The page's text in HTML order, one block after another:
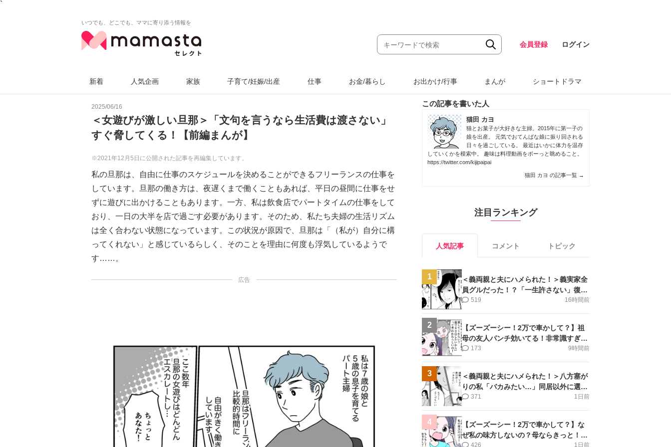
`
いつでも、どこでも、ママに寄り添う情報を
会員登録 ログイン
新着 人気企画 家族 子育て/妊娠/出産 仕事 お金/暮らし お出かけ/行事 まんが ショートドラマ
2025/06/16
＜女遊びが激しい旦那＞「文句を言うなら生活費は渡さない」
すぐ脅してくる！【前編まんが】
※2021年12月5日に公開された記事を再編集しています。
私の旦那は、自由に仕事のスケジュールを決めることができるフリーランスの仕事を
しています。旦那の働き方は、夜遅くまで働くこともあれば、平日の昼間に仕事をせ
ずに遊びに出かけることもあります。一方、私は飲食店でパートタイムの仕事をして
おり、一日の大半を店で過ごす必要があります。そのため、私たち夫婦の生活リズム
は全く合わない状態になっています。この状況が原因で、旦那は「（私が）自分に構
ってくれない」と感じているらしく、そのことを理由に何度も浮気しているようで
す……。
広告
この記事を書いた人
猫田 カヨ
猫とお菓子が大好きな主婦。2015年に第一子の
娘を出産。 元気でおてんばな娘に振り回される
日々を過ごしている。 最近はいかに体力を温存
していくかを模索中。 趣味は料理動画をボーっと眺めること。
https://twitter.com/kijipaipai
猫田 カヨ の記事一覧 →
注目ランキング
人気記事 コメント トピック
1
＜義両親と夫にハメられた！＞義実家全
員グルだった！？「一生許さない」復讐
誓った私【第6話まんが】
16時間前
519
2
【ズーズーシー！2万で車かして？】祖
母の友人パンチ効いてる！非常識すぎ＜
第18話＞#4コマ母道場
9時間前
173
3
＜義両親と夫にハメられた！＞八方塞が
りの私「バカみたい…」同居以外に選択
肢がない【第5話まんが】
1日前
371
4
【ズーズーシー！2万で車かして？】な
ぜ私の味方しないの？母ならきっと！＜
第17話＞#4コマ母道場
1日前
426